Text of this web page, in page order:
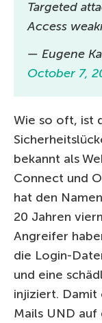
Targeted
Access
— Eugene
October 7,
Wie so oft, ist
bekannt als
Connect und
hat den
20 Jahren
Angreifer
die Login-
und eine
injiziert. Damit
Mails UND